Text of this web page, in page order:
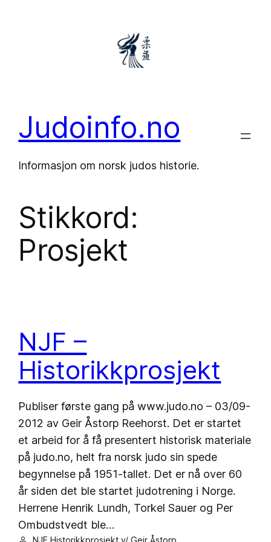
Judoinfo.no
Informasjon om norsk judos historie.
Stikkord:
Prosjekt
NJF –
Historikkprosjekt
Publiser første gang på www.judo.no – 03/09-
2012 av Geir Åstorp Reehorst. Det er startet
et arbeid for å få presentert historisk materiale
på judo.no, helt fra norsk judo sin spede
begynnelse på 1951-tallet. Det er nå over 60
år siden det ble startet judotrening i Norge.
Herrene Henrik Lundh, Torkel Sauer og Per
Ombudstvedt ble…
NJF Historikkprosjekt v/ Geir Åstorp